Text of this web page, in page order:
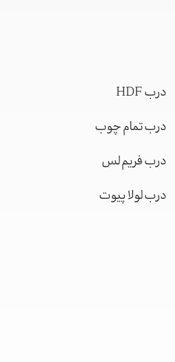
درب HDF
درب تمام چوب
درب فریم لس
درب لولا پیوت